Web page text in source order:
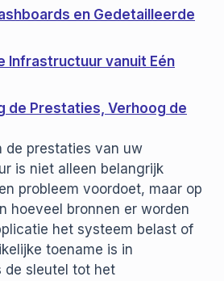
en Gedetailleerde
Infrastructuur vanuit Eén
de Prestaties, Verhoog de
de prestaties van uw
is niet alleen belangrijk
probleem voordoet, maar op
hoeveel bronnen er worden
het systeem belast of
toename is in
de sleutel tot het